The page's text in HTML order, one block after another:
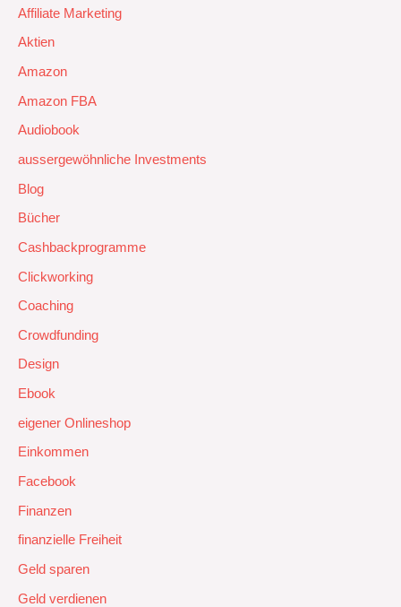
Affiliate Marketing
Aktien
Amazon
Amazon FBA
Audiobook
aussergewöhnliche Investments
Blog
Bücher
Cashbackprogramme
Clickworking
Coaching
Crowdfunding
Design
Ebook
eigener Onlineshop
Einkommen
Facebook
Finanzen
finanzielle Freiheit
Geld sparen
Geld verdienen